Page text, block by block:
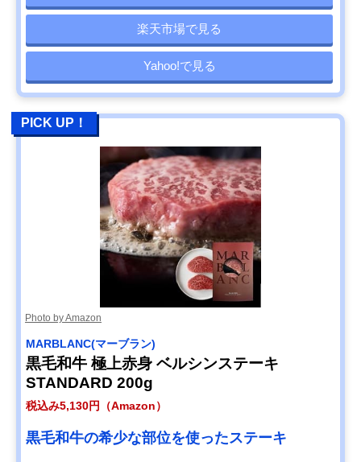
楽天市場で見る
Yahoo!で見る
PICK UP！
Photo by Amazon
MARBLANC(マーブラン)
黒毛和牛 極上赤身 ベルシンステーキ
STANDARD 200g
税込み5,130円（Amazon）
黒毛和牛の希少な部位を使ったステーキ